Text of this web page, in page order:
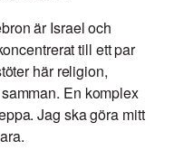
är Israel och
till ett par
här religion,
En komplex
Jag ska göra mitt